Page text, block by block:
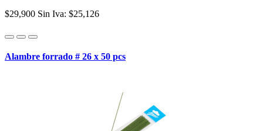
$29,900 Sin Iva: $25,126
Alambre forrado # 26 x 50 pcs